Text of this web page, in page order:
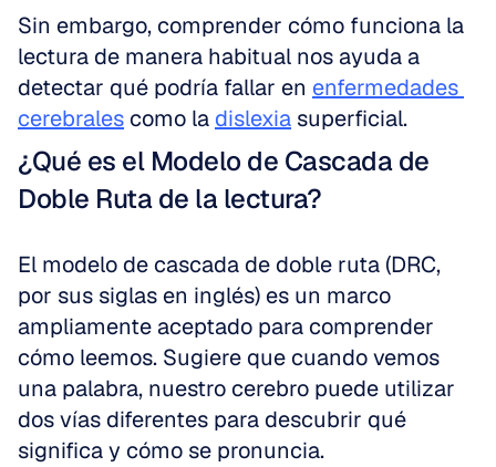
Sin embargo, comprender cómo funciona la
lectura de manera habitual nos ayuda a
detectar qué podría fallar en enfermedades
cerebrales como la dislexia superficial.
¿Qué es el Modelo de Cascada de
Doble Ruta de la lectura?
El modelo de cascada de doble ruta (DRC,
por sus siglas en inglés) es un marco
ampliamente aceptado para comprender
cómo leemos. Sugiere que cuando vemos
una palabra, nuestro cerebro puede utilizar
dos vías diferentes para descubrir qué
significa y cómo se pronuncia.